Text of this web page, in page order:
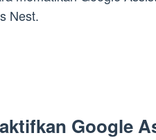
Nest.
Google